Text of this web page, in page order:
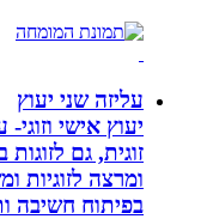
עליזה שני יעוץ
יעוץ אישי וזוגי-
זוגית, גם לזוגות
ומרצה לזוגיות
בפיתוח חשיבה